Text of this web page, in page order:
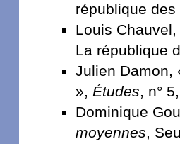
république
Louis Chauvel,
La république
Julien Damon,
», Études, n°
Dominique
moyennes,